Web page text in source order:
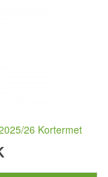
26 Kortermet